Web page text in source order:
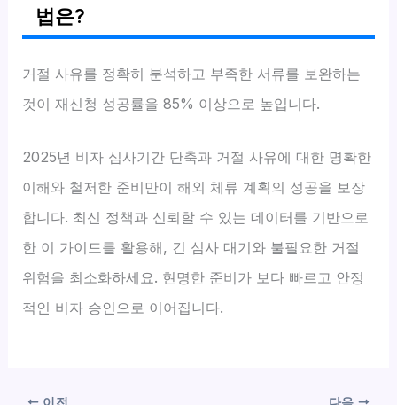
법은?
거절 사유를 정확히 분석하고 부족한 서류를 보완하는
것이 재신청 성공률을 85% 이상으로 높입니다.
2025년 비자 심사기간 단축과 거절 사유에 대한 명확한
이해와 철저한 준비만이 해외 체류 계획의 성공을 보장
합니다. 최신 정책과 신뢰할 수 있는 데이터를 기반으로
한 이 가이드를 활용해, 긴 심사 대기와 불필요한 거절
위험을 최소화하세요. 현명한 준비가 보다 빠르고 안정
적인 비자 승인으로 이어집니다.
이전 다음